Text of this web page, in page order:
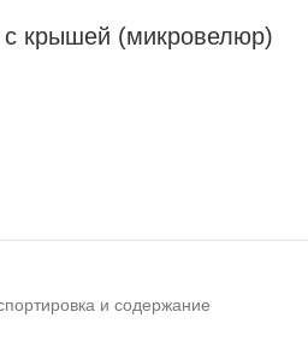
крышей (микровелюр)
и содержание